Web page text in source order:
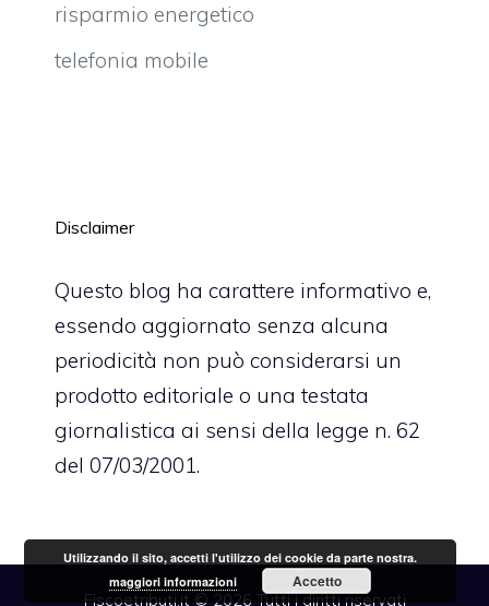
risparmio energetico
telefonia mobile
Disclaimer
Questo blog ha carattere informativo e,
essendo aggiornato senza alcuna
periodicità non può considerarsi un
prodotto editoriale o una testata
giornalistica ai sensi della legge n. 62
del 07/03/2001.
Fiscoetributi.it © 2026 Tutti i diritti riservati
Utilizzando il sito, accetti l'utilizzo dei cookie da parte nostra.
maggiori informazioni
Accetto